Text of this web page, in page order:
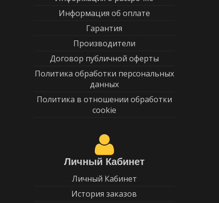
Информация об оплате
Гарантия
Производители
Договор публичной оферты
Политика обработки персональных
данных
Политика в отношении обработки
cookie
Личный Кабинет
Личный Кабинет
История заказов